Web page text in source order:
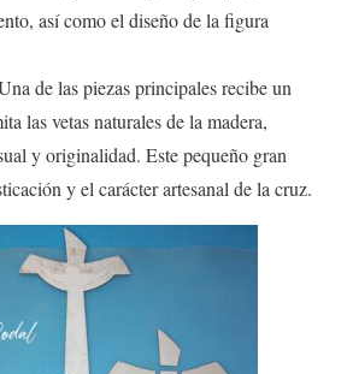
así como el diseño de la figura
de las piezas principales recibe un
las vetas naturales de la madera,
y originalidad. Este pequeño gran
y el carácter artesanal de la cruz.